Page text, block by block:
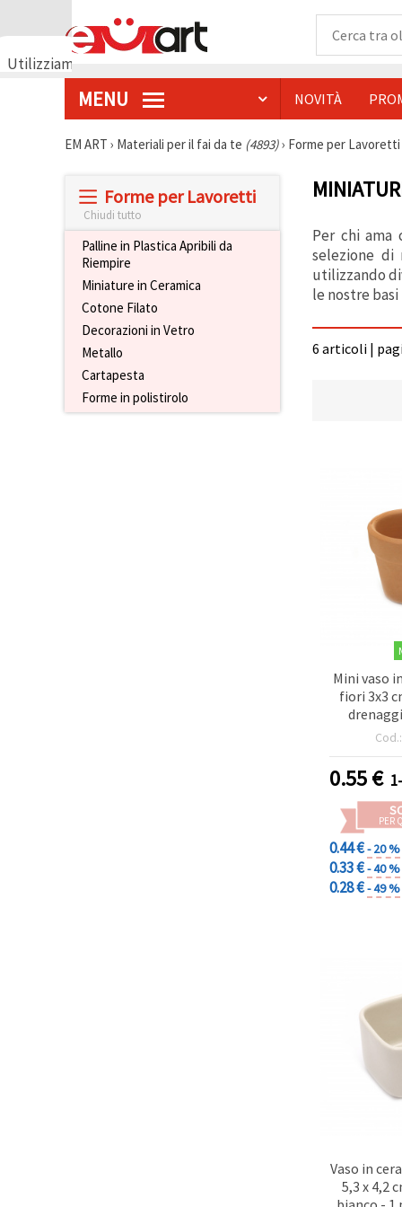
Utilizziamo
funzionamento
MENU NOVITÀ
EM ART › Materiali per il fai da te (4893)› Forme per Lavoretti
Forme per Lavoretti
Chiudi tutto
Palline in Plastica Apribili da
Riempire
Miniature in Ceramica
Cotone Filato
Decorazioni in Vetro
Metallo
Cartapesta
Forme in polistirolo
Per chi ama
selezione di
utilizzando
le nostre
6 articoli |
Mini vaso
fiori 3x3
Cod.:
0.55€
PER
0.44 €- 20 %
0.33 €- 40 %
0.28 €- 49 %
Vaso in
5,3 x 4,2